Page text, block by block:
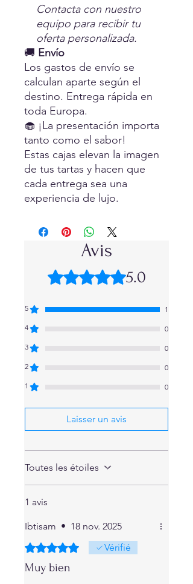
Contacta con nuestro
equipo para recibir tu
oferta personalizada.
🚚 Envío
Los gastos de envío se
calculan aparte según el
destino. Entrega rápida en
toda Europa.
🧁 ¡La presentación importa
tanto como el sabor!
Estas cajas elevan la imagen
de tus tartas y hacen que
cada entrega sea una
experiencia de lujo.
Avis
Noté 5 sur 5. 5.0
5
1
4
0
3
0
2
0
1
0
Laisser un avis
Toutes les étoiles
1 avis
Ibtisam • 18 nov. 2025
Noté 5 sur 5. Vérifié
Muy bien